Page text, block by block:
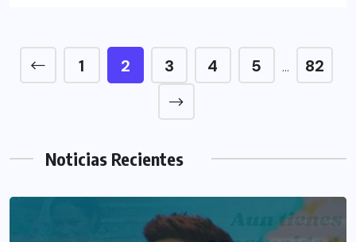
1 2 3 4 5 … 82
Noticias Recientes